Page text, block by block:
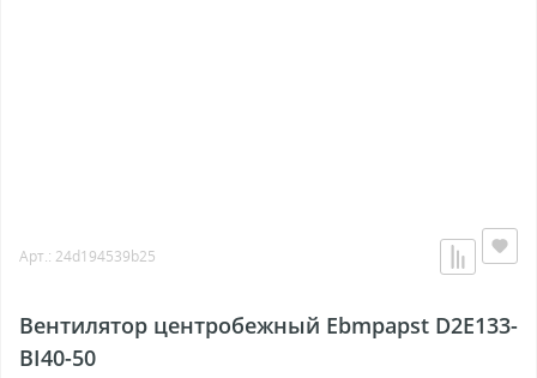
Арт.: 24d194539b25
Вентилятор центробежный Ebmpapst D2E133-
BI40-50